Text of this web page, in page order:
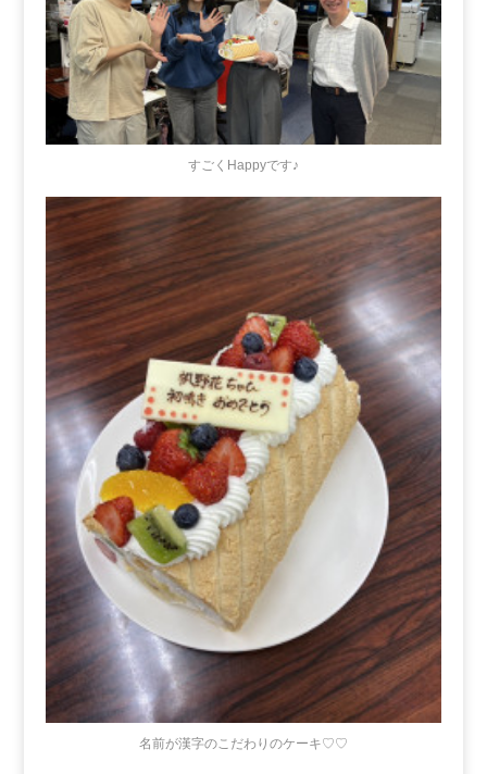
すごくHappyです♪
名前が漢字のこだわりのケーキ♡♡